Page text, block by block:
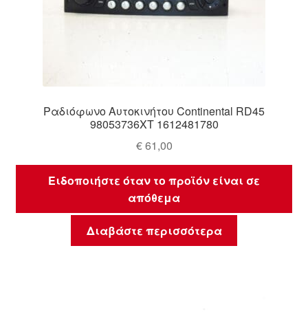
Πολιτική Απορρήτου
Ραδιόφωνο Αυτοκινήτου Continental RD45
98053736XT 1612481780
€61,00
Ειδοποιήστε όταν το προϊόν είναι σε
απόθεμα
Διαβάστε περισσότερα